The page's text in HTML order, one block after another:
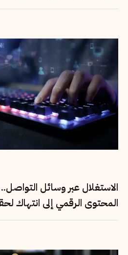
الاستغلال عبر وسائل
المحتوى الرقمي إلى انتهاك